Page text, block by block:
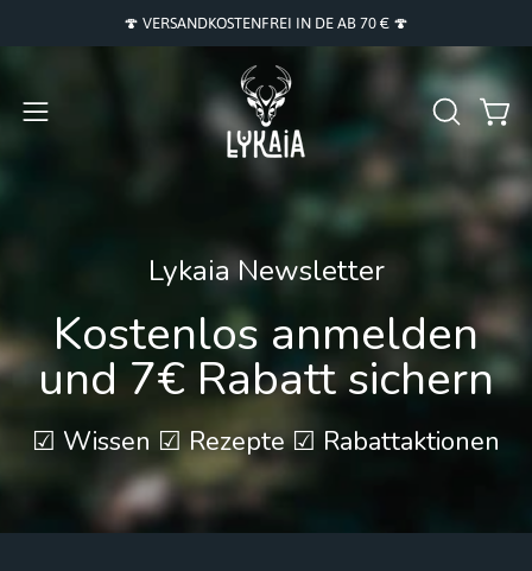
überspringen
🍄 VERSANDKOSTENFREI IN DE AB 70 € 🍄
Navigationsmenü
Lykaia Newsletter
Kostenlos anmelden
und 7€ Rabatt sichern
☑ Wissen ☑ Rezepte ☑ Rabattaktionen